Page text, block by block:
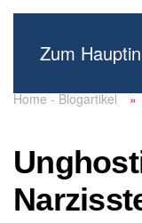
Zum
Home - Blogartikel